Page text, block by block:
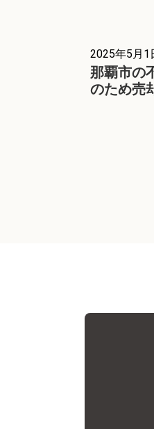
2025年5月1
那覇市の
のため売